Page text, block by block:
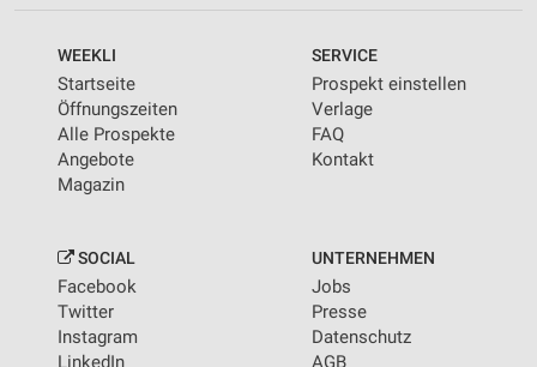
WEEKLI
Startseite
Öffnungszeiten
Alle Prospekte
Angebote
Magazin
SERVICE
Prospekt einstellen
Verlage
FAQ
Kontakt
SOCIAL
Facebook
Twitter
Instagram
LinkedIn
UNTERNEHMEN
Jobs
Presse
Datenschutz
AGB